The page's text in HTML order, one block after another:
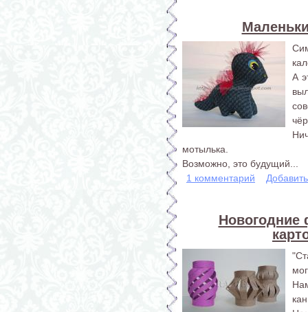
А
мотылька.
Возможно, это будущий...
1 комментарий
Новогодние